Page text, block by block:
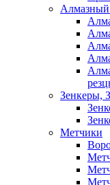
Алмазный
Зенкеры,
Метчики